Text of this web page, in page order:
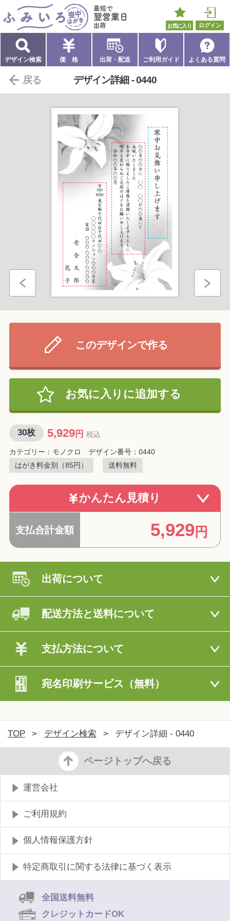
ふみいろ喪中はがき 最短で翌営業日出荷
お気に入り ログイン
デザイン検索 価 格 出荷・配送 ご利用ガイド よくある質問
デザイン詳細 - 0440
戻る
このデザインで作る
お気に入りに追加する
30枚 5,929円 税込
カテゴリー：モノクロ デザイン番号：0440
はがき料金別（85円）
送料無料
かんたん見積り
ご注文予定枚数
印刷料金 モノクロx30 枚 5,929
小計
はがき料金 0円x30枚
0円
支払合計金額 5,929円
出荷について
午後4時までのご注文で
翌営業日に出荷します
※午後3時59分までの注文が対象です。
出荷スケジュールはこちら
ご注意
荷予定日はあくまで目安です。混雑状況により前後
する場合や、配送時の天候や交通事情などにより遅
延等が発生する場合があります。
● 商品到着日は、お届け先の地域によって遅れること
配送方法と送料について
ゆうパックについて
●利用規定により、万が一商品の紛失・盗難・事
証はできません。
出荷完了後に荷物番号をメールで通知します。
配送会社の荷物追跡システムにより配送状況
を確認することができます。
ご不在の場合は、「ご不在連絡票」が投函され
ますので、ご不在連絡票に従ってお早めに再
配送について調整を行ってください。
ゆうパックは、配送日と配送時間帯の指定がで
きます。配送日は出荷日の3〜7日後まで指定
できます。指定がない場合は、最短でのお届
けとなります。
午前中
16-18時 18-20時
ご注意
●天候やその他、公共交通機関の遅れ、航空便の遅れ
などで到着が遅れる場合があります。
出荷や注文確認メールの出荷予定日はあくまで目安
です。混雑状況によっては前後する場合がありま
す。
●
到着日（お手元にお届けする日）は、お住いの地域
により遅れることがあります。
●予想を超える大量のご注文の場合や、生産設備の故
障などにより出荷が遅れる場合があります。
保管期間を過ぎて弊社まで返送された商品の再配送
支払方法について
ご利用可能なクレジットカードはVisa、Master
Card、American Express、JCB、Diners Clu
bとなります。
Amazon Payのご利用上限は1,000万円までと
なりますが、Amazonに登録されたクレジッ
トカードのご利用可能限度額が1,000万円以
Amazonギフトカードを使ってお支払いいただ
いた金額の0.5%分は、Amazonギフトカード
で還元されます。
支払手数料は無料です。
ご注意ください
J-Debitはご利用いただけません。
デビットカードおよびプリペイドカードでの
お支払いの場合、与信（オーソリ）処理のタ
イミングでご注文金額がデビットカードおよ
びプリペイドカードの残高から引き落とされ
ます。
キャンセルや注文の不成立など返金が発生し
た場合、返金が完了するまでの期間はカード
Amazon Payのお支払い方法については
Amazon、Amazon Pay及びそれらのロゴは
Amazon.com, Inc.またはその関連会社の商標
です。
支払いは現金のみとなりますので、事前に準備
をお願いします。
330円（税込）をご負担いただきます。
ストアや銀行でお支払いできるので、インター
ネットで購入するのが不安な方におすすめで
す。
※決済手数料として330円（税込）をご負担いただきます。
宛名印刷サービス（無料）
宛名面への宛名同時印刷を
注文前に「マイページ」内の「宛名リスト」へ
の宛名登録が必須です。
1.お客様ご自身でマイページからフォームに入力
アップロード （パソコン版サイトのみ）
3.お手元にある原本を元に弊社で登録代行する
「宛名入力おまかせサービス（有料）」
宛名入力おまかせサービスは
宛名入力おまかせサービス
１件につき
詳しくはこちら
TOP > デザイン検索 > デザイン詳細 - 0440
ページトップへ戻る
運営会社
ご利用規約
個人情報保護方針
特定商取引に関する法律に基づく表示
全国送料無料
クレジットカードOK